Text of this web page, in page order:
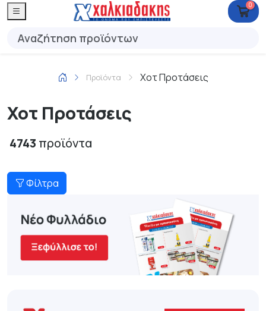
0
Προϊόντα Χοτ Προτάσεις
Χοτ Προτάσεις
4743 προϊόντα
Φίλτρα